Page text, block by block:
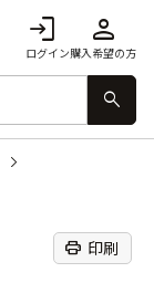
login
ログイン
person
購入希望の方
search
print 印刷